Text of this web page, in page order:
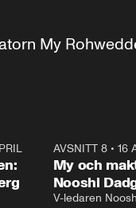
My
AVSNITT 8• 16
My och
Nooshi
V-ledaren